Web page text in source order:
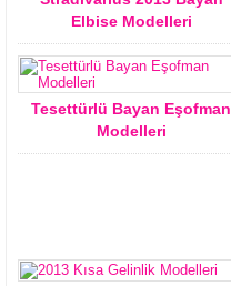
Elbise Modelleri
Tesettürlü Bayan Eşofman
Modelleri